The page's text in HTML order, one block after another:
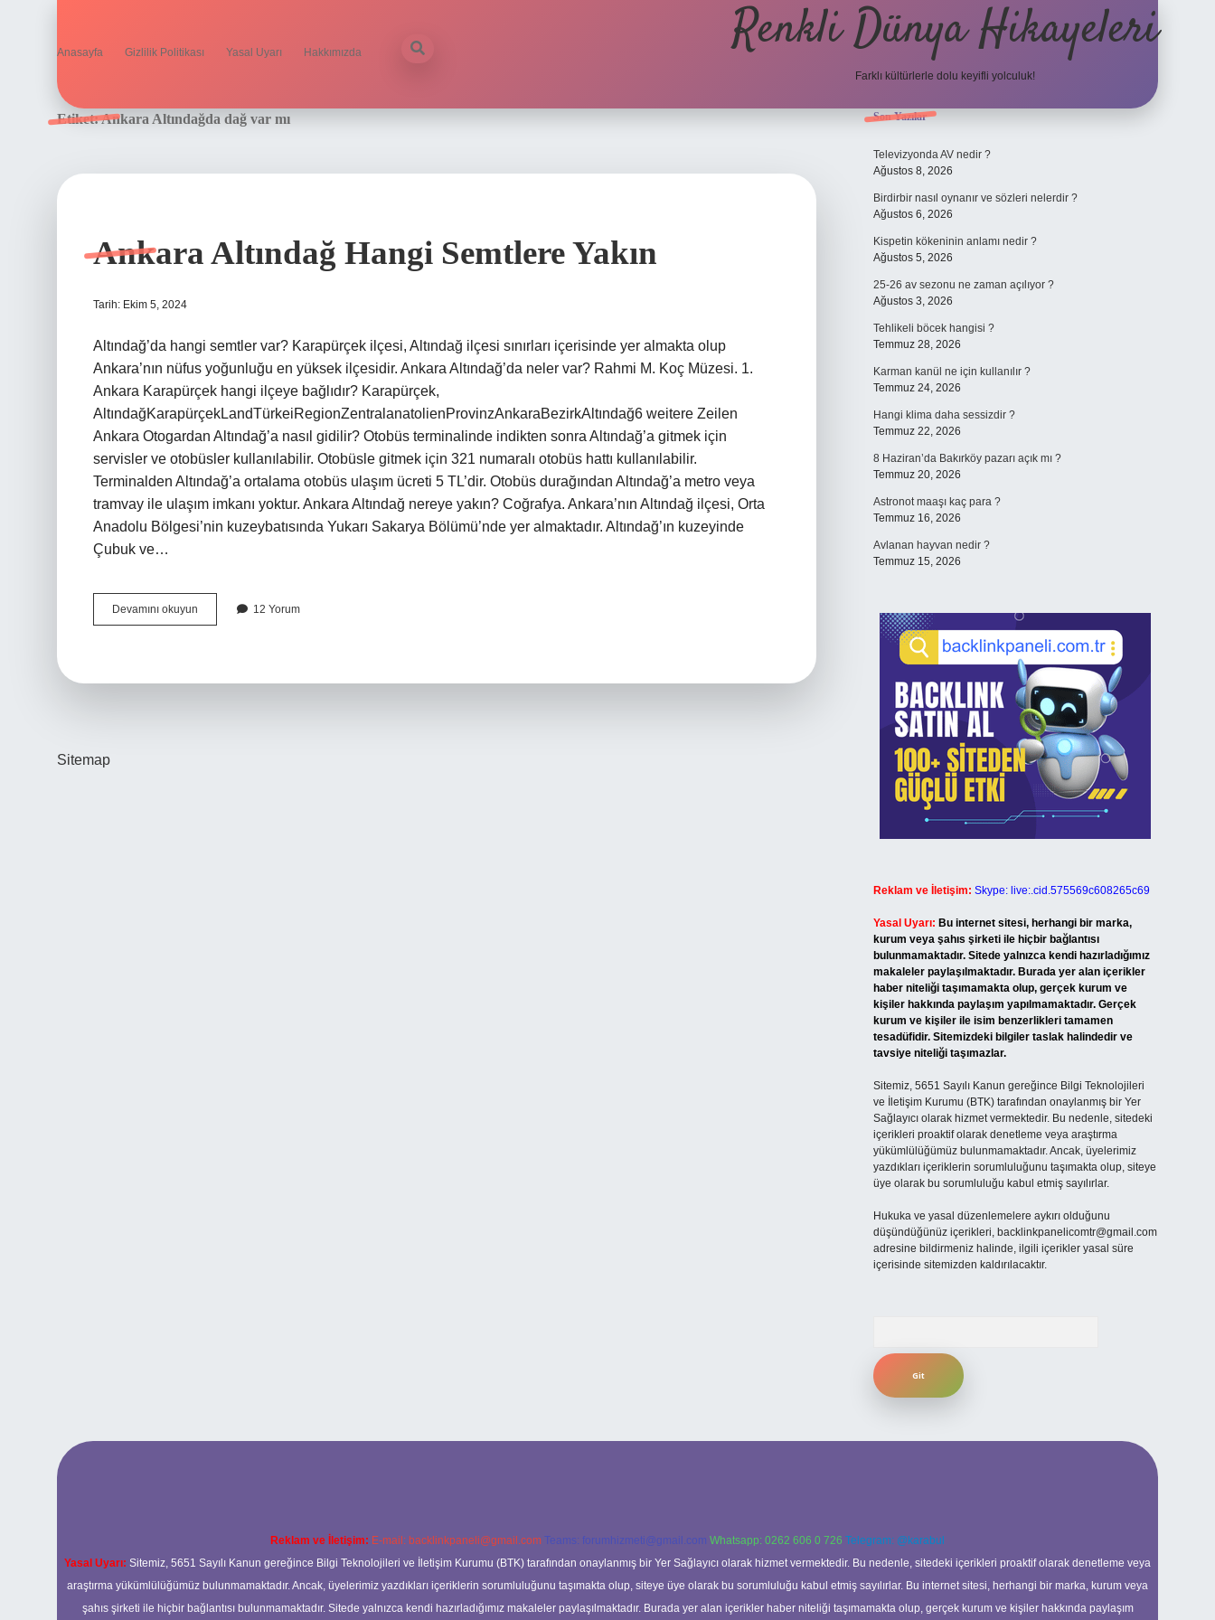
Anasayfa Gizlilik Politikası Yasal Uyarı Hakkımızda Renkli Dünya Hikayeleri
Farklı kültürlerle dolu keyifli yolculuk!
Etiket:Ankara Altındağda dağ var mı
Ankara Altındağ Hangi Semtlere Yakın
Tarih: Ekim 5, 2024
Altındağ’da hangi semtler var? Karapürçek ilçesi, Altındağ ilçesi sınırları içerisinde yer almakta olup
Ankara’nın nüfus yoğunluğu en yüksek ilçesidir. Ankara Altındağ’da neler var? Rahmi M. Koç Müzesi. 1.
Ankara Karapürçek hangi ilçeye bağlıdır? Karapürçek,
AltındağKarapürçekLandTürkeiRegionZentralanatolienProvinzAnkaraBezirkAltındağ6 weitere Zeilen
Ankara Otogardan Altındağ’a nasıl gidilir? Otobüs terminalinde indikten sonra Altındağ’a gitmek için
servisler ve otobüsler kullanılabilir. Otobüsle gitmek için 321 numaralı otobüs hattı kullanılabilir.
Terminalden Altındağ’a ortalama otobüs ulaşım ücreti 5 TL’dir. Otobüs durağından Altındağ’a metro veya
tramvay ile ulaşım imkanı yoktur. Ankara Altındağ nereye yakın? Coğrafya. Ankara’nın Altındağ ilçesi, Orta
Anadolu Bölgesi’nin kuzeybatısında Yukarı Sakarya Bölümü’nde yer almaktadır. Altındağ’ın kuzeyinde
Çubuk ve…
Devamını okuyun
Altındağ
12 Yorum
Sitemap
Sidebar
Son Yazılar
Televizyonda AV nedir ?
Ağustos 8, 2026
Birdirbir nasıl oynanır ve sözleri nelerdir ?
Ağustos 6, 2026
Kispetin kökeninin anlamı nedir ?
Ağustos 5, 2026
25-26 av sezonu ne zaman açılıyor ?
Ağustos 3, 2026
Tehlikeli böcek hangisi ?
Temmuz 28, 2026
Karman kanül ne için kullanılır ?
Temmuz 24, 2026
Hangi klima daha sessizdir ?
Temmuz 22, 2026
8 Haziran’da Bakırköy pazarı açık mı ?
Temmuz 20, 2026
Astronot maaşı kaç para ?
Temmuz 16, 2026
Avlanan hayvan nedir ?
Temmuz 15, 2026
Reklam ve İletişim: Skype: live:.cid.575569c608265c69
Yasal Uyarı: Bu internet sitesi, herhangi bir marka,
kurum veya şahıs şirketi ile hiçbir bağlantısı
bulunmamaktadır. Sitede yalnızca kendi hazırladığımız
makaleler paylaşılmaktadır. Burada yer alan içerikler
haber niteliği taşımamakta olup, gerçek kurum ve
kişiler hakkında paylaşım yapılmamaktadır. Gerçek
kurum ve kişiler ile isim benzerlikleri tamamen
tesadüfidir. Sitemizdeki bilgiler taslak halindedir ve
tavsiye niteliği taşımazlar.
Sitemiz, 5651 Sayılı Kanun gereğince Bilgi Teknolojileri
ve İletişim Kurumu (BTK) tarafından onaylanmış bir Yer
Sağlayıcı olarak hizmet vermektedir. Bu nedenle, sitedeki
içerikleri proaktif olarak denetleme veya araştırma
yükümlülüğümüz bulunmamaktadır. Ancak, üyelerimiz
yazdıkları içeriklerin sorumluluğunu taşımakta olup, siteye
üye olarak bu sorumluluğu kabul etmiş sayılırlar.
Hukuka ve yasal düzenlemelere aykırı olduğunu
düşündüğünüz içerikleri, backlinkpanelicomtr@gmail.com
adresine bildirmeniz halinde, ilgili içerikler yasal süre
içerisinde sitemizden kaldırılacaktır.
Reklam ve İletişim: E-mail: backlinkpaneli@gmail.com Teams: forumhizmeti@gmail.com Whatsapp: 0262 606 0 726 Telegram: @karabul
Yasal Uyarı: Sitemiz, 5651 Sayılı Kanun gereğince Bilgi Teknolojileri ve İletişim Kurumu (BTK) tarafından onaylanmış bir Yer Sağlayıcı olarak hizmet vermektedir. Bu nedenle, sitedeki içerikleri proaktif olarak denetleme veya
araştırma yükümlülüğümüz bulunmamaktadır. Ancak, üyelerimiz yazdıkları içeriklerin sorumluluğunu taşımakta olup, siteye üye olarak bu sorumluluğu kabul etmiş sayılırlar. Bu internet sitesi, herhangi bir marka, kurum veya
şahıs şirketi ile hiçbir bağlantısı bulunmamaktadır. Sitede yalnızca kendi hazırladığımız makaleler paylaşılmaktadır. Burada yer alan içerikler haber niteliği taşımamakta olup, gerçek kurum ve kişiler hakkında paylaşım